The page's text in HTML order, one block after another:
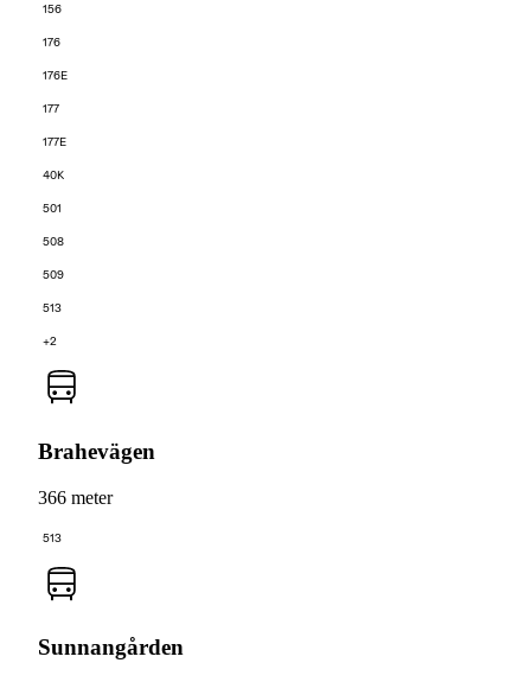
156
176
176E
177
177E
40K
501
508
509
513
+2
Brahevägen
366 meter
513
Sunnangården